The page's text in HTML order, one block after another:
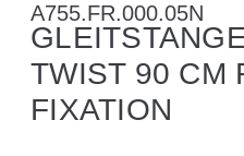
A755.FR.000.05N
TWIST 90 CM
FIXATION